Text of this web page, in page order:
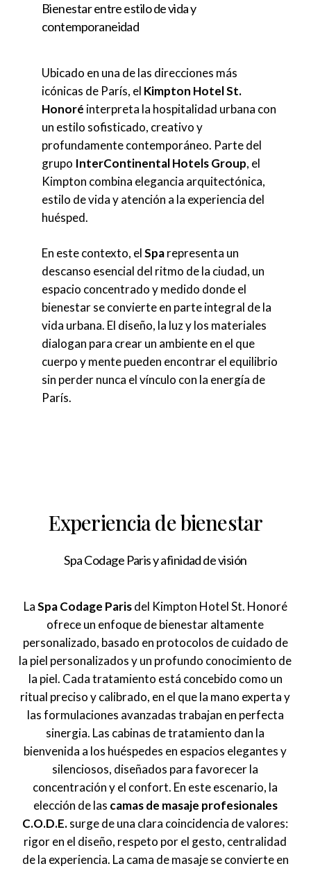
Bienestar entre estilo de vida y
contemporaneidad
Ubicado en una de las direcciones más
icónicas de París, el Kimpton Hotel St.
Honoré interpreta la hospitalidad urbana con
un estilo sofisticado, creativo y
profundamente contemporáneo. Parte del
grupo InterContinental Hotels Group, el
Kimpton combina elegancia arquitectónica,
estilo de vida y atención a la experiencia del
huésped.
En este contexto, elSparepresenta un
descanso esencial del ritmo de la ciudad, un
espacio concentrado y medido donde el
bienestar se convierte en parte integral de la
vida urbana. El diseño, la luz y los materiales
dialogan para crear un ambiente en el que
cuerpo y mente pueden encontrar el equilibrio
sin perder nunca el vínculo con la energía de
París.
Experiencia de bienestar
Spa Codage Paris y afinidad de visión
LaSpa Codage Parisdel Kimpton Hotel St. Honoré
ofrece un enfoque de bienestar altamente
personalizado, basado en protocolos de cuidado de
la piel personalizados y un profundo conocimiento de
la piel. Cada tratamiento está concebido como un
ritual preciso y calibrado, en el que la mano experta y
las formulaciones avanzadas trabajan en perfecta
sinergia. Las cabinas de tratamiento dan la
bienvenida a los huéspedes en espacios elegantes y
silenciosos, diseñados para favorecer la
concentración y el confort. En este escenario, la
elección de las camas de masaje profesionales
C.O.D.E.surge de una clara coincidencia de valores:
rigor en el diseño, respeto por el gesto, centralidad
de la experiencia. La cama de masaje se convierte en